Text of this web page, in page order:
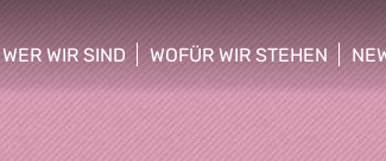
WER WIR SIND
show/hide sub menu
WOFÜR WIR STEHEN
show/hide sub menu